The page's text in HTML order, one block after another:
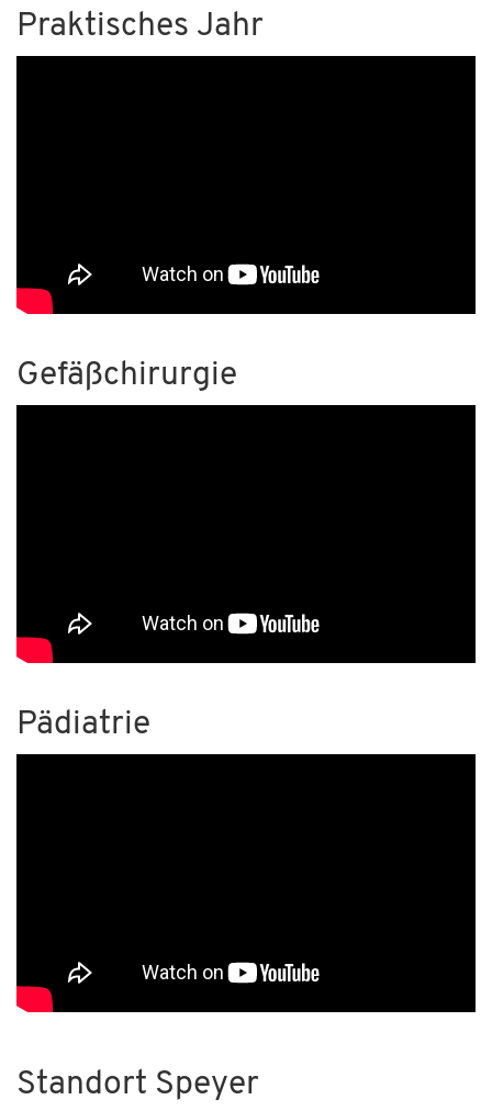
Praktisches Jahr
Gefäßchirurgie
Pädiatrie
Standort Speyer